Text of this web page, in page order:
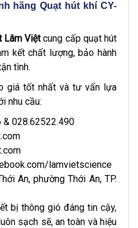
hãng Quạt hút khí CY-
Lâm Việtcung cấp quạt hút
kết chất lượng, bảo hành
tình.
giá tốt nhất và tư vấn lựa
nhu cầu:
& 028.62522.490
lamvietscience
An, phường Thới An, TP.
bị thông gió đáng tin cậy,
sạch sẽ, an toàn và hiệu